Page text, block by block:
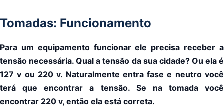
Tomadas: Funcionamento
Para um equipamento funcionar ele precisa receber a
tensão necessária. Qual a tensão da sua cidade? Ou ela é
127 v ou 220 v. Naturalmente entra fase e neutro você
terá que encontrar a tensão. Se na tomada você
encontrar 220 v, então ela está correta.